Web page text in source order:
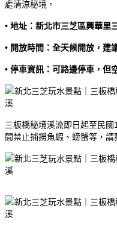
處清涼秘境。
• 地址：新北市三芝區興華里
• 開放時間：全天候開放，建
• 停車資訊：可路邊停車，但
三板橋秘境溪流即日起至民
間禁止捕撈魚蝦、螃蟹等，請